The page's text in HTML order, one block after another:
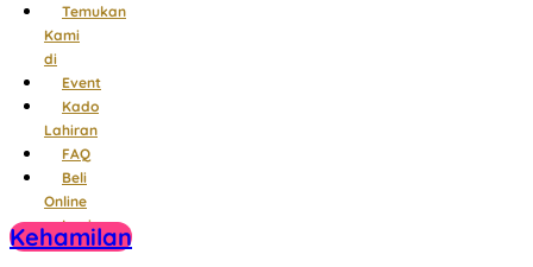
Temukan
Kami
di
Event
Kado
Lahiran
FAQ
Beli
Online
Login
Kehamilan